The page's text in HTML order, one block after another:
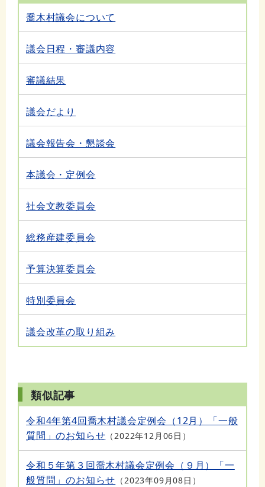
喬木村議会について
議会日程・審議内容
審議結果
議会だより
議会報告会・懇談会
本議会・定例会
社会文教委員会
総務産建委員会
予算決算委員会
特別委員会
議会改革の取り組み
類似記事
令和4年第4回喬木村議会定例会（12月）「一般
質問」のお知らせ
2022年12月06日
令和５年第３回喬木村議会定例会（９月）「一
般質問」のお知らせ
2023年09月08日